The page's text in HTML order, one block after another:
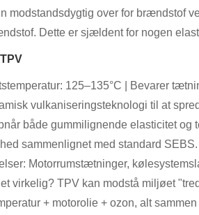
modstandsdygtig over for brændstof
Dette er sjældent for nogen
125–135°C | Bevarer
vulkaniseringsteknologi til at
både gummilignende elasticitet
sammenlignet med standard SEBS.
Motorrumstætninger,
virkelig? TPV kan modstå miljøet
+ motorolie + ozon, alt